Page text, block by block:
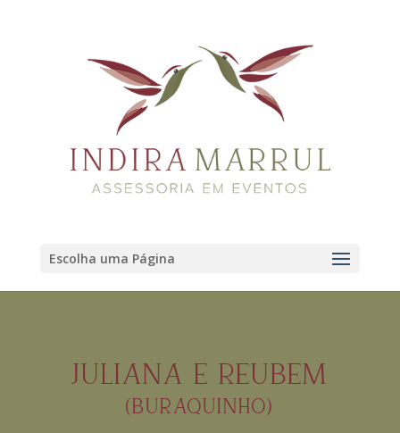
Escolha uma Página
JULIANA E REUBEM
(BURAQUINHO)